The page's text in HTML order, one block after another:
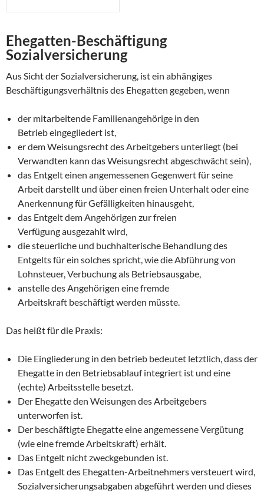
Ehegatten-Beschäftigung
Sozialversicherung
Aus Sicht der Sozialversicherung, ist ein abhängiges
Beschäftigungsverhältnis des Ehegatten gegeben, wenn
der mitarbeitende Familienangehörige in den
Betrieb eingegliedert ist,
er dem Weisungsrecht des Arbeitgebers unterliegt (bei
Verwandten kann das Weisungsrecht abgeschwächt sein),
das Entgelt einen angemessenen Gegenwert für seine
Arbeit darstellt und über einen freien Unterhalt oder eine
Anerkennung für Gefälligkeiten hinausgeht,
das Entgelt dem Angehörigen zur freien
Verfügung ausgezahlt wird,
die steuerliche und buchhalterische Behandlung des
Entgelts für ein solches spricht, wie die Abführung von
Lohnsteuer, Verbuchung als Betriebsausgabe,
anstelle des Angehörigen eine fremde
Arbeitskraft beschäftigt werden müsste.
Das heißt für die Praxis:
Die Eingliederung in den betrieb bedeutet letztlich, dass der
Ehegatte in den Betriebsablauf integriert ist und eine
(echte) Arbeitsstelle besetzt.
Der Ehegatte den Weisungen des Arbeitgebers
unterworfen ist.
Der beschäftigte Ehegatte eine angemessene Vergütung
(wie eine fremde Arbeitskraft) erhält.
Das Entgelt nicht zweckgebunden ist.
Das Entgelt des Ehegatten-Arbeitnehmers versteuert wird,
Sozialversicherungsabgaben abgeführt werden und dieses